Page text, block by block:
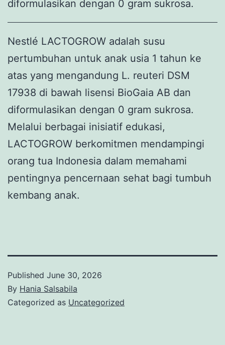
diformulasikan dengan 0 gram sukrosa.
Nestlé LACTOGROW adalah susu
pertumbuhan untuk anak usia 1 tahun ke
atas yang mengandung L. reuteri DSM
17938 di bawah lisensi BioGaia AB dan
diformulasikan dengan 0 gram sukrosa.
Melalui berbagai inisiatif edukasi,
LACTOGROW berkomitmen mendampingi
orang tua Indonesia dalam memahami
pentingnya pencernaan sehat bagi tumbuh
kembang anak.
Published June 30, 2026
By Hania Salsabila
Categorized as Uncategorized